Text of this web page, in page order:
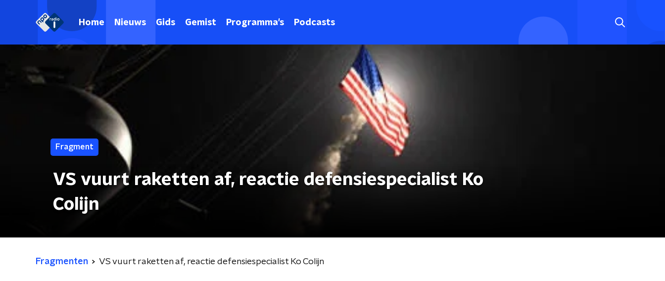
Home Nieuws Gids Gemist Programma's Podcasts
Fragment
VS vuurt raketten af, reactie defensiespecialist Ko
Colijn
Fragmenten VS vuurt raketten af, reactie defensiespecialist Ko Colijn